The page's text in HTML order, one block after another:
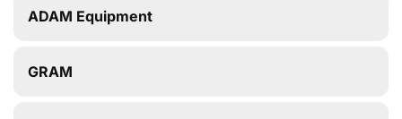
ADAM Equipment
GRAM